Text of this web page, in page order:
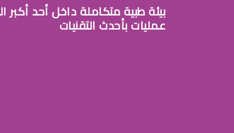
بيئة طبية متكاملة داخل أحد
عمليات بأحدث التقنيات